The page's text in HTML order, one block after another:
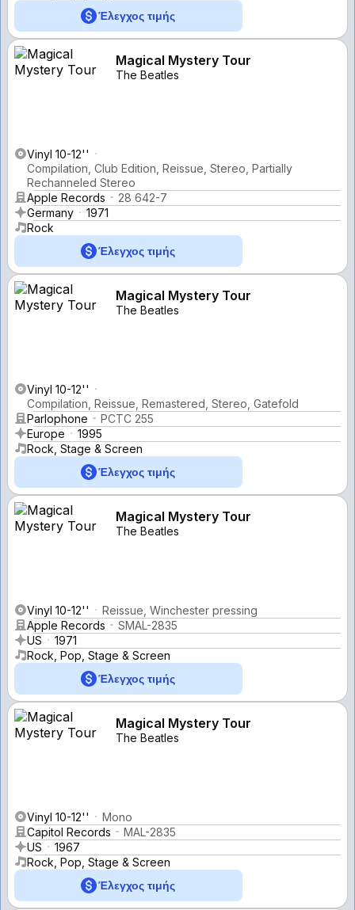
Έλεγχος τιμής
Magical Mystery Tour
The Beatles
Vinyl 10-12''
Compilation, Club Edition, Reissue, Stereo, Partially
Rechanneled Stereo
Apple Records
28 642-7
Germany
1971
Rock
Έλεγχος τιμής
Magical Mystery Tour
The Beatles
Vinyl 10-12''
Compilation, Reissue, Remastered, Stereo, Gatefold
Parlophone
PCTC 255
Europe
1995
Rock, Stage & Screen
Έλεγχος τιμής
Magical Mystery Tour
The Beatles
Vinyl 10-12''
Reissue, Winchester pressing
Apple Records
SMAL-2835
US
1971
Rock, Pop, Stage & Screen
Έλεγχος τιμής
Magical Mystery Tour
The Beatles
Vinyl 10-12''
Mono
Capitol Records
MAL-2835
US
1967
Rock, Pop, Stage & Screen
Έλεγχος τιμής